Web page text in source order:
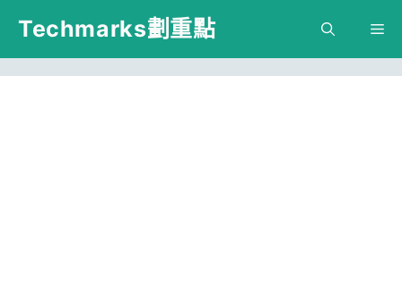
跳
主
Techmarks劃重點